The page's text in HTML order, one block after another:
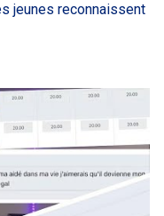
jeunes reconnaissent